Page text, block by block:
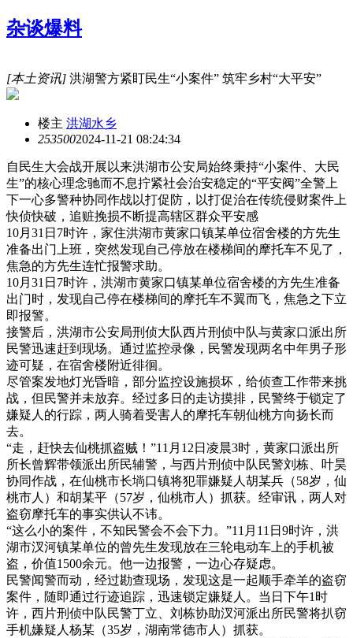
杂谈爆料
[本土资讯] 洪湖警方紧盯民生“小案件” 筑牢乡村“大平安”
楼主 洪湖水乡
2535002024-11-21 08:24:34
自民生大会战开展以来洪湖市公安局始终秉持“小案件、大民
生”的核心理念驰而不息拧紧社会治安稳定的“平安阀”全警上
下一心多警种协同作战以打促防，以打促治在传统侵财案件上
快侦快破，追赃挽损不断提高辖区群众平安感
10月31日7时许，家住洪湖市黄家口镇某单位宿舍楼的方先生
准备出门上班，突然发现自己停放在楼梯间的摩托车不见了，
焦急的方先生连忙报警求助。
10月31日7时许，洪湖市黄家口镇某单位宿舍楼的方先生准备
出门时，发现自己停在楼梯间的摩托车不翼而飞，焦急之下立
即报警。
接警后，洪湖市公安局刑侦大队西片刑侦中队与黄家口派出所
民警迅速赶到现场。通过监控录像，民警发现两名中年男子形
迹可疑，在宿舍楼附近徘徊。
尽管案发地灯光昏暗，部分监控设施损坏，给侦查工作带来挑
战，但民警并未放弃。经过多日的走访摸排，民警终于锁定了
嫌疑人的行踪，两人骑着受害人的摩托车朝仙桃方向扬长而
去。
“走，赶快去仙桃抓盗贼！”11月12日凌晨3时，黄家口派出所
所长曾辉带领派出所民辅警，与西片刑侦中队民警刘栋、叶昊
协同作战，在仙桃市长埫口镇将犯罪嫌疑人胡某兵（58岁，仙
桃市人）和胡某平（57岁，仙桃市人）抓获。经审讯，两人对
盗窃摩托车的事实供认不讳。
“这么小的案件，不知民警会不会下力。”11月11日9时许，洪
湖市汊河镇某单位的曾先生发现放在三轮电动车上的手机被
盗，价值1500余元。他一边报警，一边心存疑虑。
民警闻警而动，经过勘查现场，发现这是一起顺手牵羊的盗窃
案件，随即通过行迹追踪，迅速锁定嫌疑人。当日下午1时
许，西片刑侦中队民警丁立、刘栋协助汊河派出所民警将扒窃
手机嫌疑人杨某（35岁，湖南常德市人）抓获。